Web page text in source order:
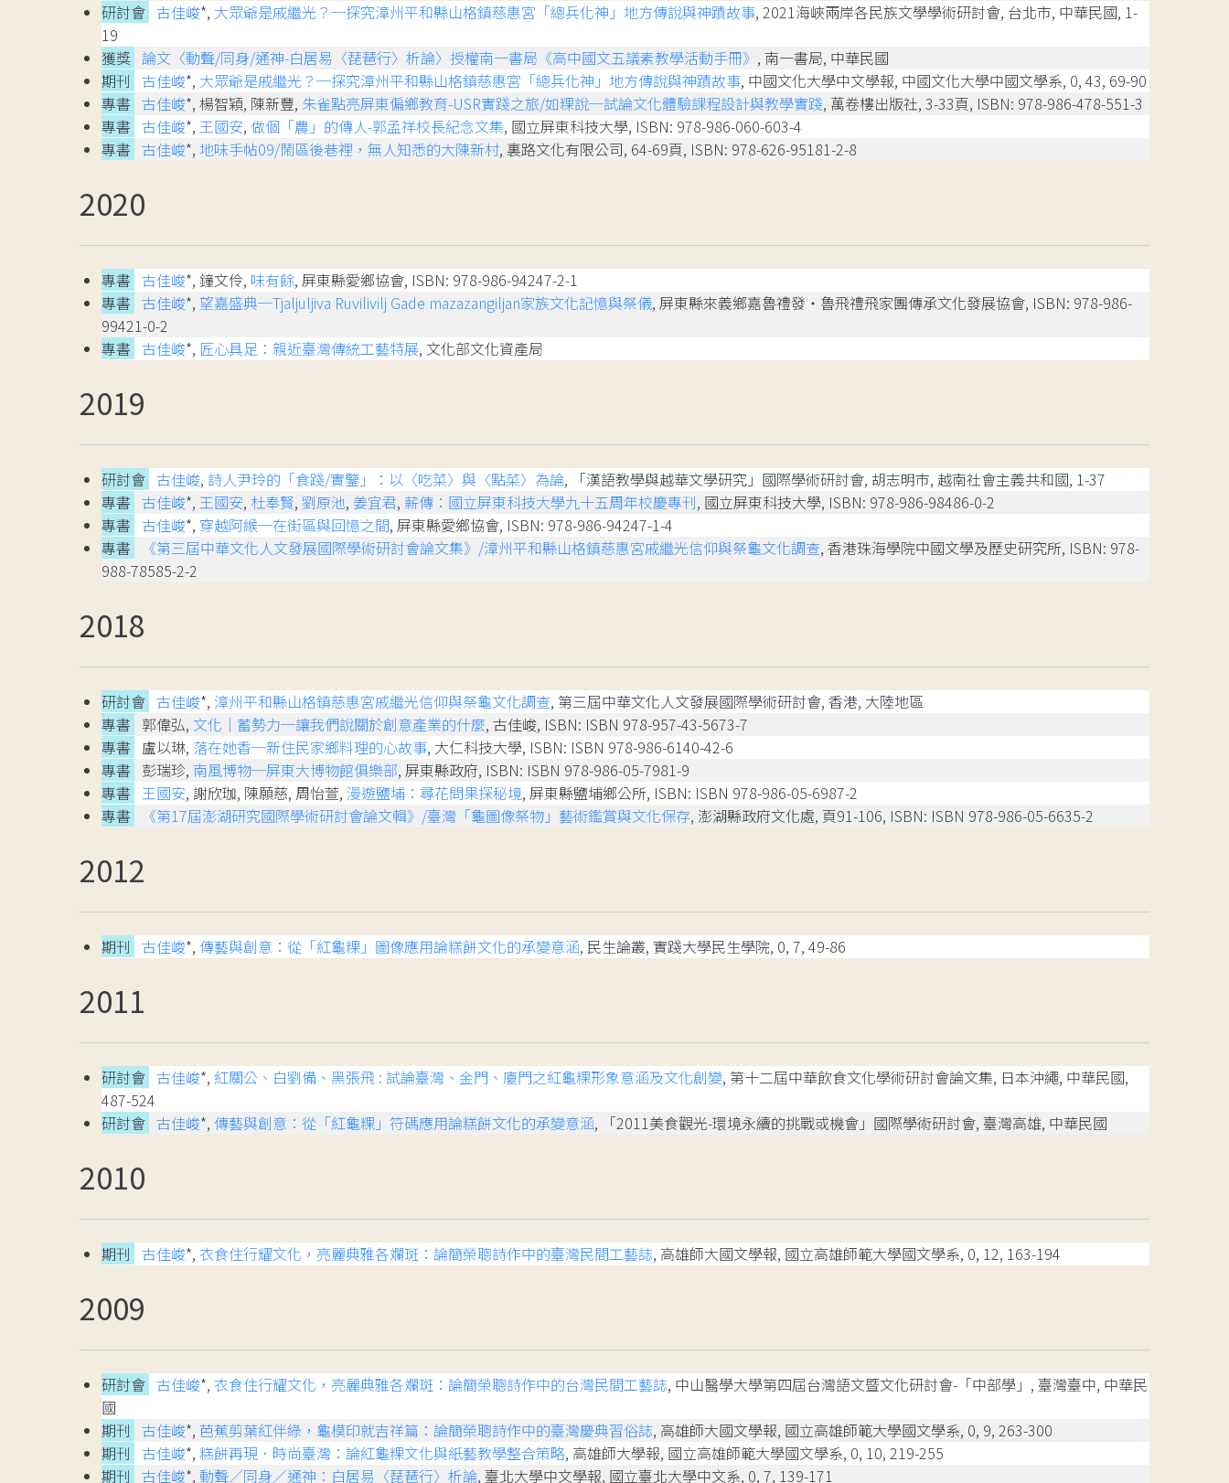
研討會 古佳峻*, 大眾爺是戚繼光？─探究漳州平和縣山格鎮慈惠宮「總兵化神」地方傳說與神蹟故事, 2021海峽兩岸各民族文學學術研討會, 台北市, 中華民國, 1-
19
獲獎 論文〈動聲/同身/通神-白居易〈琵琶行〉析論〉授權南一書局《高中國文五議素教學活動手冊》 , 南一書局, 中華民國
期刊 古佳峻*, 大眾爺是戚繼光？─探究漳州平和縣山格鎮慈惠宮「總兵化神」地方傳說與神蹟故事, 中國文化大學中文學報, 中國文化大學中國文學系, 0, 43, 69-90
專書 古佳峻*, 楊智穎, 陳新豐, 朱雀點亮屏東偏鄉教育-USR實踐之旅/如粿說─試論文化體驗課程設計與教學實踐, 萬卷樓出版社, 3-33頁, ISBN: 978-986-478-551-3
專書 古佳峻*, 王國安, 做個「農」的傳人-郭孟祥校長紀念文集, 國立屏東科技大學, ISBN: 978-986-060-603-4
專書 古佳峻*, 地味手帖09/鬧區後巷裡，無人知悉的大陳新村, 裏路文化有限公司, 64-69頁, ISBN: 978-626-95181-2-8
2020
專書 古佳峻*, 鐘文伶, 味有餘, 屏東縣愛鄉協會, ISBN: 978-986-94247-2-1
專書 古佳峻*, 望嘉盛典─Tjaljuljiva Ruvilivilj Gade mazazangiljan家族文化記憶與祭儀, 屏東縣來義鄉嘉魯禮發‧魯飛禮飛家團傳承文化發展協會, ISBN: 978-986-
99421-0-2
專書 古佳峻*, 匠心具足：親近臺灣傳統工藝特展, 文化部文化資產局
2019
研討會 古佳峻, 詩人尹玲的「食踐/實鑒」：以〈吃菜〉與〈點菜〉為論, 「漢語教學與越華文學研究」國際學術研討會, 胡志明市, 越南社會主義共和國, 1-37
專書 古佳峻*, 王國安, 杜奉賢, 劉原池, 姜宜君, 薪傳：國立屏東科技大學九十五周年校慶專刊, 國立屏東科技大學, ISBN: 978-986-98486-0-2
專書 古佳峻*, 穿越阿緱─在街區與回憶之間, 屏東縣愛鄉協會, ISBN: 978-986-94247-1-4
專書
《第三屆中華文化人文發展國際學術研討會論文集》/漳州平和縣山格鎮慈惠宮戚繼光信仰與祭龜文化調查, 香港珠海學院中國文學及歷史研究所, ISBN: 978-
988-78585-2-2
2018
研討會 古佳峻*, 漳州平和縣山格鎮慈惠宮戚繼光信仰與祭龜文化調查, 第三屆中華文化人文發展國際學術研討會, 香港, 大陸地區
專書 郭偉弘, 文化｜蓄勢力─讓我們說關於創意產業的什麼, 古佳峻, ISBN: ISBN 978-957-43-5673-7
專書 盧以琳, 落在她香─新住民家鄉料理的心故事, 大仁科技大學, ISBN: ISBN 978-986-6140-42-6
專書 彭瑞珍, 南風博物─屏東大博物館俱樂部, 屏東縣政府, ISBN: ISBN 978-986-05-7981-9
專書 王國安, 謝欣珈, 陳願慈, 周怡萱, 漫遊鹽埔：尋花問果探秘境, 屏東縣鹽埔鄉公所, ISBN: ISBN 978-986-05-6987-2
專書
《第17屆澎湖研究國際學術研討會論文輯》/臺灣「龜圖像祭物」藝術鑑賞與文化保存, 澎湖縣政府文化處, 頁91-106, ISBN: ISBN 978-986-05-6635-2
2012
期刊 古佳峻*, 傳藝與創意：從「紅龜粿」圖像應用論糕餅文化的承變意涵, 民生論叢, 實踐大學民生學院, 0, 7, 49-86
2011
研討會 古佳峻*, 紅關公、白劉備、黑張飛 : 試論臺灣、金門、廈門之紅龜粿形象意涵及文化創變, 第十二屆中華飲食文化學術研討會論文集, 日本沖繩, 中華民國,
487-524
研討會 古佳峻*, 傳藝與創意：從「紅龜粿」符碼應用論糕餅文化的承變意涵, 「2011美食觀光-環境永續的挑戰或機會」國際學術研討會, 臺灣高雄, 中華民國
2010
期刊 古佳峻*, 衣食住行耀文化，亮麗典雅各斕斑：論簡榮聰詩作中的臺灣民間工藝誌, 高雄師大國文學報, 國立高雄師範大學國文學系, 0, 12, 163-194
2009
研討會 古佳峻*, 衣食住行耀文化，亮麗典雅各斕斑：論簡榮聰詩作中的台灣民間工藝誌, 中山醫學大學第四屆台灣語文暨文化研討會-「中部學」, 臺灣臺中, 中華民
國
期刊 古佳峻*, 芭蕉剪葉紅伴綠，龜模印就吉祥篇：論簡榮聰詩作中的臺灣慶典習俗誌, 高雄師大國文學報, 國立高雄師範大學國文學系, 0, 9, 263-300
期刊 古佳峻*, 糕餅再現．時尚臺灣：論紅龜粿文化與紙藝教學整合策略, 高雄師大學報, 國立高雄師範大學國文學系, 0, 10, 219-255
期刊 古佳峻*, 動聲／同身／通神：白居易〈琵琶行〉析論, 臺北大學中文學報, 國立臺北大學中文系, 0, 7, 139-171